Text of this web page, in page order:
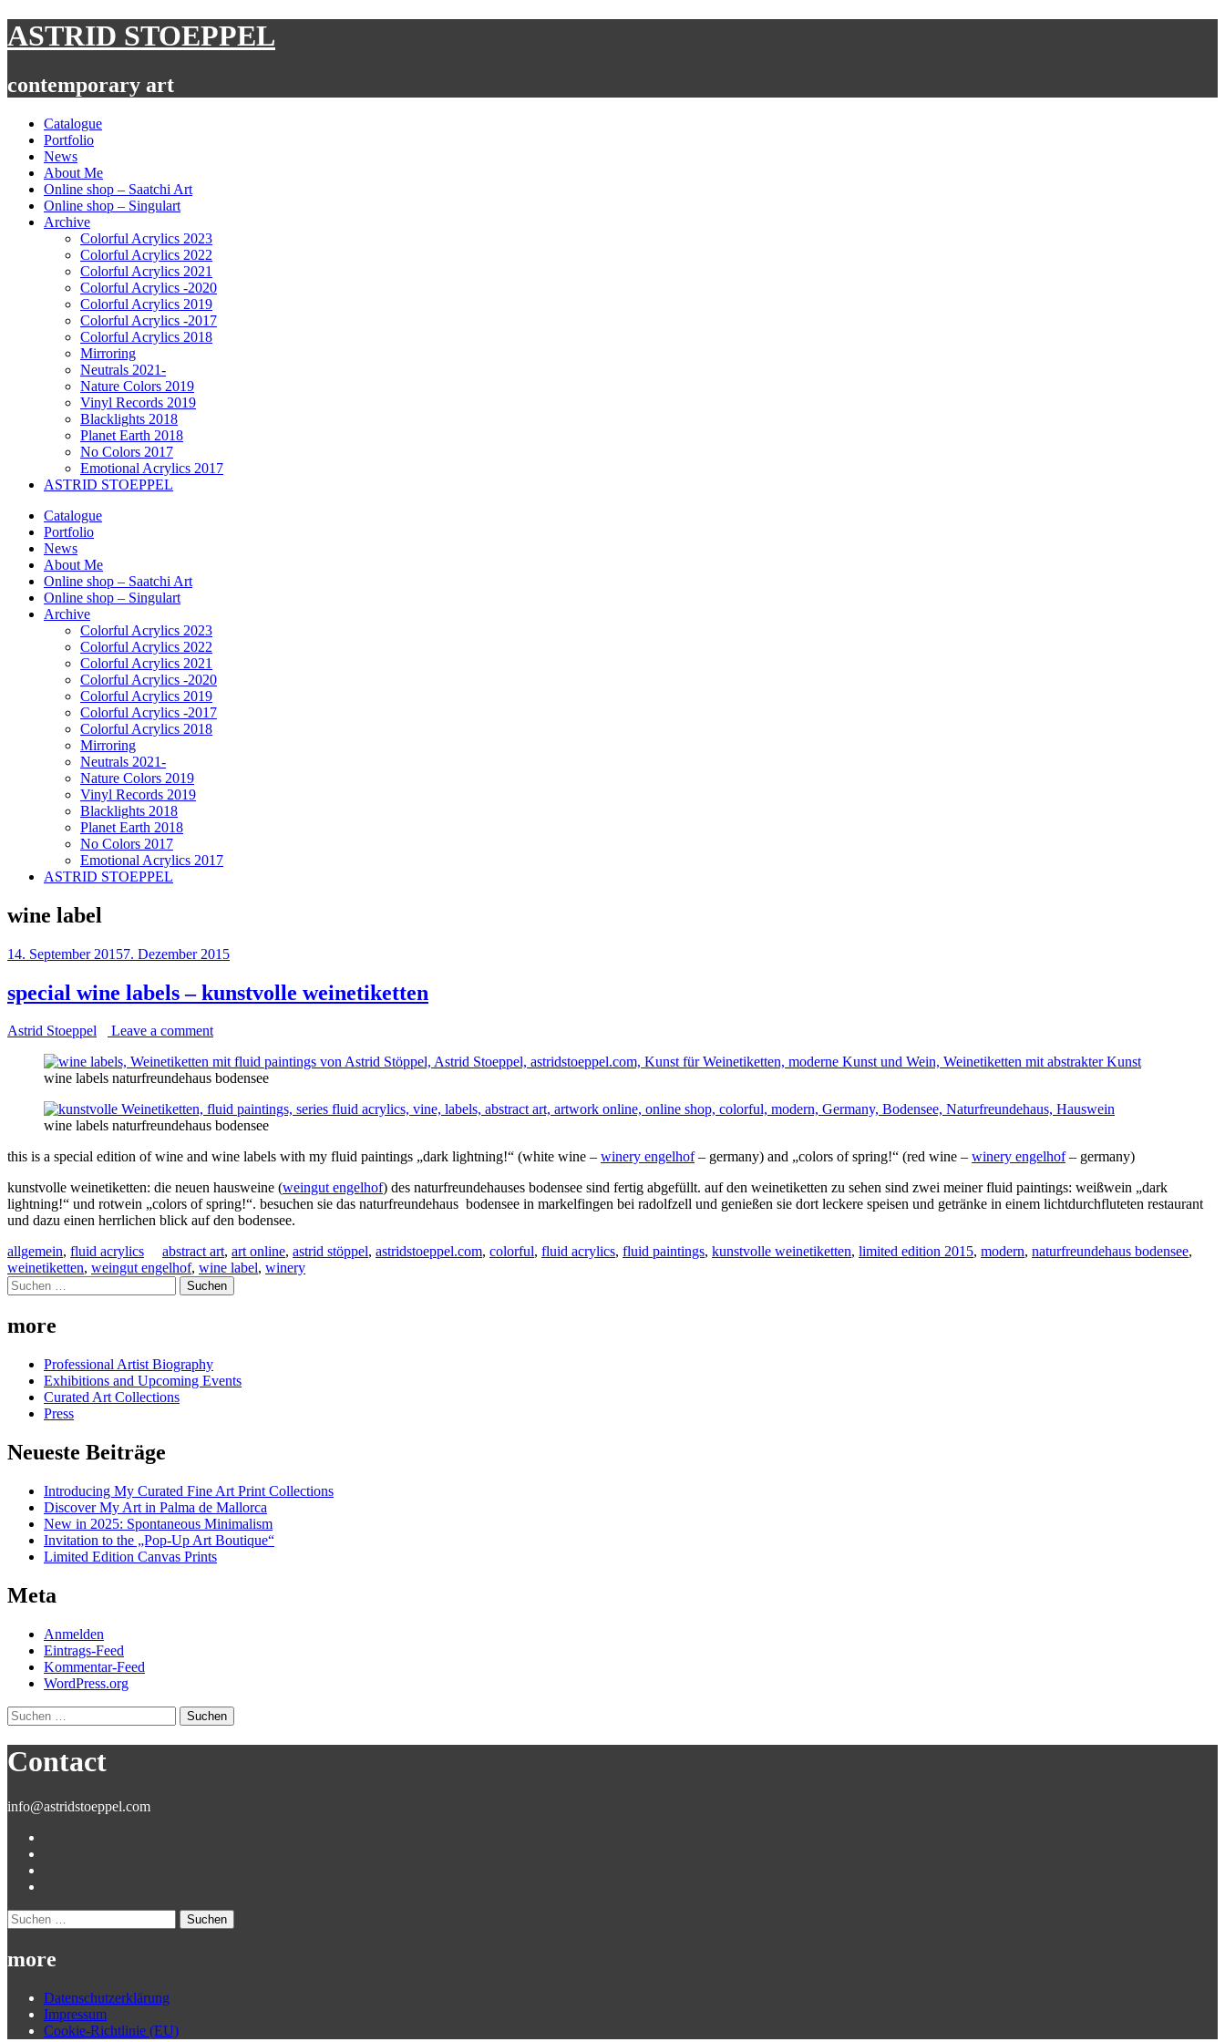
Skip
to
ASTRID STOEPPEL
contemporary art
Catalogue
Portfolio
News
About Me
Online shop – Saatchi Art
Online shop – Singulart
Archive
Colorful Acrylics 2023
Colorful Acrylics 2022
Colorful Acrylics 2021
Colorful Acrylics -2020
Colorful Acrylics 2019
Colorful Acrylics -2017
Colorful Acrylics 2018
Mirroring
Neutrals 2021-
Nature Colors 2019
Vinyl Records 2019
Blacklights 2018
Planet Earth 2018
No Colors 2017
Emotional Acrylics 2017
ASTRID STOEPPEL
Catalogue
Portfolio
News
About Me
Online shop – Saatchi Art
Online shop – Singulart
Archive
Colorful Acrylics 2023
Colorful Acrylics 2022
Colorful Acrylics 2021
Colorful Acrylics -2020
Colorful Acrylics 2019
Colorful Acrylics -2017
Colorful Acrylics 2018
Mirroring
Neutrals 2021-
Nature Colors 2019
Vinyl Records 2019
Blacklights 2018
Planet Earth 2018
No Colors 2017
Emotional Acrylics 2017
ASTRID STOEPPEL
wine label
14. September 20157. Dezember 2015
special wine labels – kunstvolle weinetiketten
Astrid Stoeppel Leave a comment
wine labels naturfreundehaus bodensee
wine labels naturfreundehaus bodensee
this is a special edition of wine and wine labels with my fluid paintings „dark lightning!“ (white wine – winery engelhof– germany) and „colors of spring!“ (red wine – winery engelhof– germany)
kunstvolle weinetiketten: die neuen hausweine (weingut engelhof) des naturfreundehauses bodensee sind fertig abgefüllt. auf den weinetiketten zu sehen sind zwei meiner fluid paintings: weißwein „dark
lightning!“ und rotwein „colors of spring!“. besuchen sie das naturfreundehaus bodensee in markelfingen bei radolfzell und genießen sie dort leckere speisen und getränke in einem lichtdurchfluteten restaurant
und dazu einen herrlichen blick auf den bodensee.
allgemein, fluid acrylics abstract art, art online, astrid stöppel, astridstoeppel.com, colorful, fluid acrylics, fluid paintings, kunstvolle weinetiketten, limited edition 2015, modern, naturfreundehaus bodensee,
weinetiketten, weingut engelhof, wine label, winery
Suchen
nach:
more
Professional Artist Biography
Exhibitions and Upcoming Events
Curated Art Collections
Press
Neueste Beiträge
Introducing My Curated Fine Art Print Collections
Discover My Art in Palma de Mallorca
New in 2025: Spontaneous Minimalism
Invitation to the „Pop-Up Art Boutique“
Limited Edition Canvas Prints
Meta
Anmelden
Eintrags-Feed
Kommentar-Feed
WordPress.org
Suchen
nach:
Contact
info@astridstoeppel.com
Suchen
nach:
more
Datenschutzerklärung
Impressum
Cookie-Richtlinie (EU)